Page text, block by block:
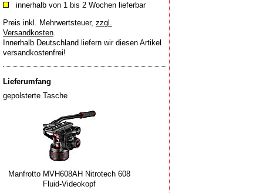
innerhalb von 1 bis 2 Wochen lieferbar
Preis inkl. Mehrwertsteuer, zzgl.
Versandkosten
Innerhalb Deutschland liefern wir diesen Artikel
versandkostenfrei!
Lieferumfang
gepolsterte Tasche
Manfrotto MVH608AH Nitrotech 608
Fluid-Videokopf